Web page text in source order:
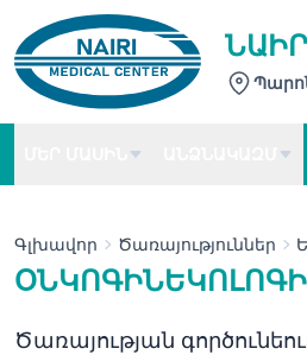
Գլխավոր Ծառայություններ
Ծառայության